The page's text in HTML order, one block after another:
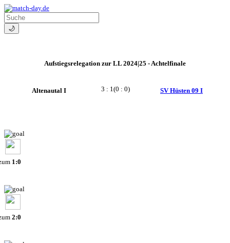
🌙
Aufstiegsrelegation zur LL 2024|25 - Achtelfinale
Altenautal I 3 : 1(0 : 0) SV Hüsten 09 I
1:0
2:0